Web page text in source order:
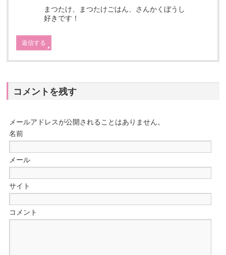
まつたけ、まつたけごはん、さんかくぼうし
好きです！
返信する
コメントを残す
メールアドレスが公開されることはありません。
名前
メール
サイト
コメント